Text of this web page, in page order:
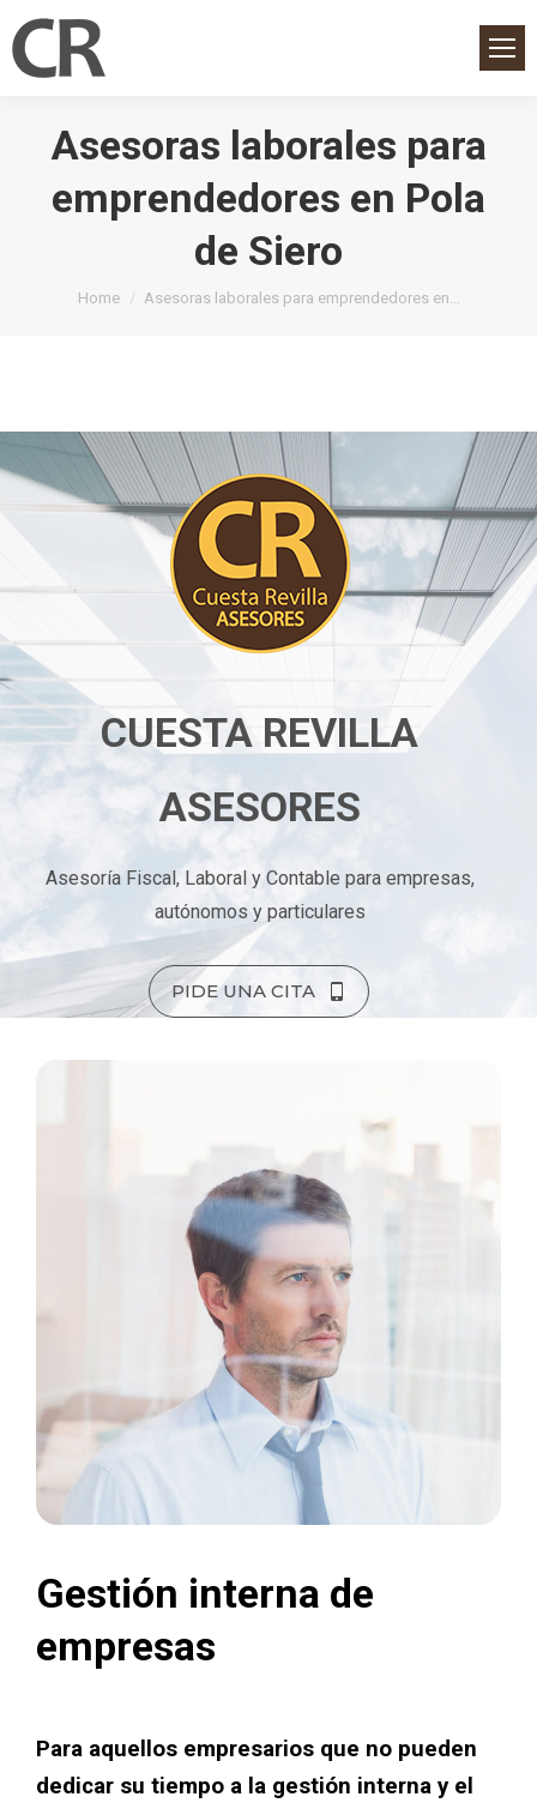
Asesoras laborales para
emprendedores en Pola
de Siero
You are here:
Home Asesoras laborales para emprendedores en…
CUESTA REVILLA
ASESORES
Asesoría Fiscal, Laboral y Contable para empresas,
autónomos y particulares
PIDE UNA CITA
Gestión interna de
empresas
Para aquellos empresarios que no pueden
dedicar su tiempo a la gestión interna y el